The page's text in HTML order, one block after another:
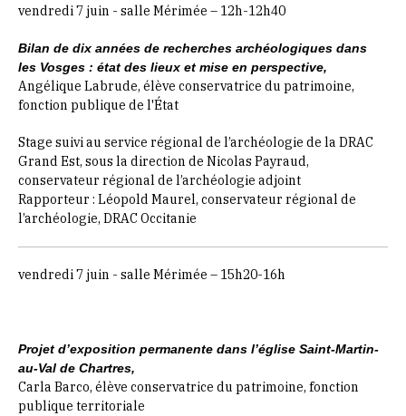
vendredi 7 juin - salle Mérimée – 12h-12h40
Bilan de dix années de recherches archéologiques dans
les Vosges : état des lieux et mise en perspective,
Angélique Labrude, élève conservatrice du patrimoine,
fonction publique de l'État
Stage suivi au service régional de l’archéologie de la DRAC
Grand Est, sous la direction de Nicolas Payraud,
conservateur régional de l’archéologie adjoint
Rapporteur : Léopold Maurel, conservateur régional de
l’archéologie, DRAC Occitanie
vendredi 7 juin - salle Mérimée – 15h20-16h
Projet d’exposition permanente dans l’église Saint-Martin-
au-Val de Chartres,
Carla Barco, élève conservatrice du patrimoine, fonction
publique territoriale